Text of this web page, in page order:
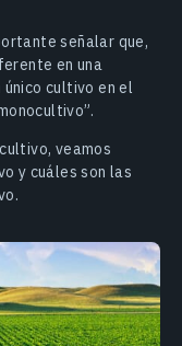
señalar que,
en una
cultivo en el
veamos
y cuáles son las